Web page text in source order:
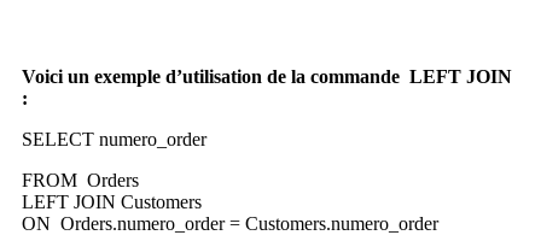
Voici un exemple d’utilisation de la commande LEFT JOIN
:
SELECT numero_order
FROM Orders
LEFT JOIN Customers
ON Orders.numero_order = Customers.numero_order